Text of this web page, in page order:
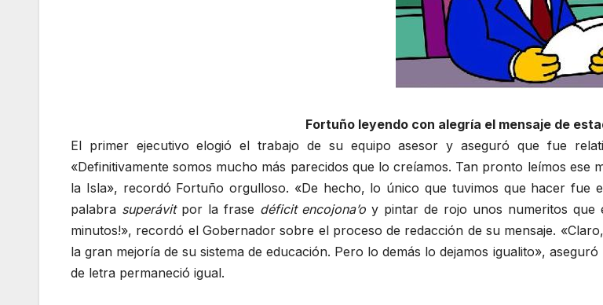
Fortuño leyendo con alegría el mensaje de
El primer ejecutivo elogió el trabajo de su equipo asesor y aseguró que fue
«Definitivamente somos mucho más parecidos que lo creíamos. Tan pronto leímos ese
la Isla», recordó Fortuño orgulloso. «De hecho, lo único que tuvimos que hacer fue
palabra superávitpor la frase déficit encojona’o y pintar de rojo unos numeritos que
minutos!», recordó el Gobernador sobre el proceso de redacción de su mensaje.
la gran mejoría de su sistema de educación. Pero lo demás lo dejamos igualito»,
de letra permaneció igual.